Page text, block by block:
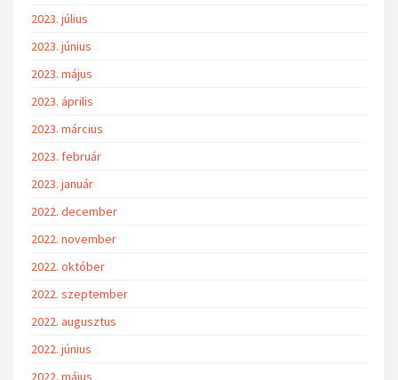
2023. július
2023. június
2023. május
2023. április
2023. március
2023. február
2023. január
2022. december
2022. november
2022. október
2022. szeptember
2022. augusztus
2022. június
2022. május